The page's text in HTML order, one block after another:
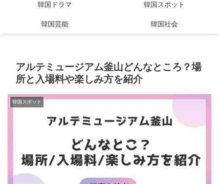
韓国ドラマ 韓国スポット
韓国芸能 韓国社会
アルテミュージアム釜山どんなところ？場
所と入場料や楽しみ方を紹介
韓国スポット